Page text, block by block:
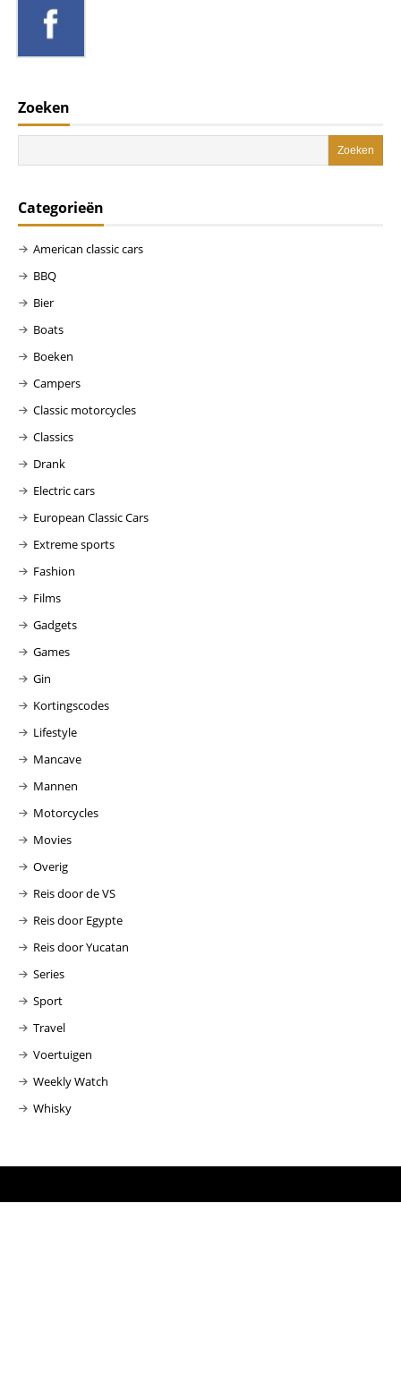
Zoeken
Categorieën
American classic cars
BBQ
Bier
Boats
Boeken
Campers
Classic motorcycles
Classics
Drank
Electric cars
European Classic Cars
Extreme sports
Fashion
Films
Gadgets
Games
Gin
Kortingscodes
Lifestyle
Mancave
Mannen
Motorcycles
Movies
Overig
Reis door de VS
Reis door Egypte
Reis door Yucatan
Series
Sport
Travel
Voertuigen
Weekly Watch
Whisky